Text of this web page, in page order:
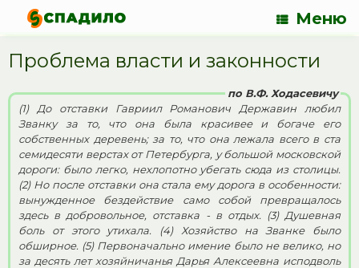
Меню
Проблема власти и законности
по В.Ф. Ходасевичу
(1) До отставки Гавриил Романович Державин любил
Званку за то, что она была красивее и богаче его
собственных деревень; за то, что она лежала всего в ста
семидесяти верстах от Петербурга, у большой московской
дороги: было легко, нехлопотно убегать сюда из столицы.
(2) Но после отставки она стала ему дорога в особенности:
вынужденное бездействие само собой превращалось
здесь в добровольное, отставка - в отдых. (3) Душевная
боль от этого утихала. (4) Хозяйство на Званке было
обширное. (5) Первоначально имение было не велико, но
за десять лет хозяйничанья Дарья Алексеевна исподволь